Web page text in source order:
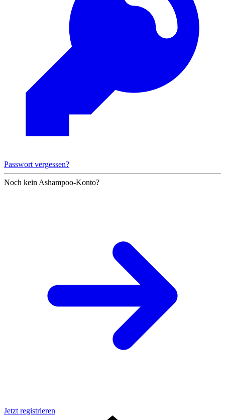
Passwort vergessen?
Noch kein Ashampoo-Konto?
Jetzt registrieren